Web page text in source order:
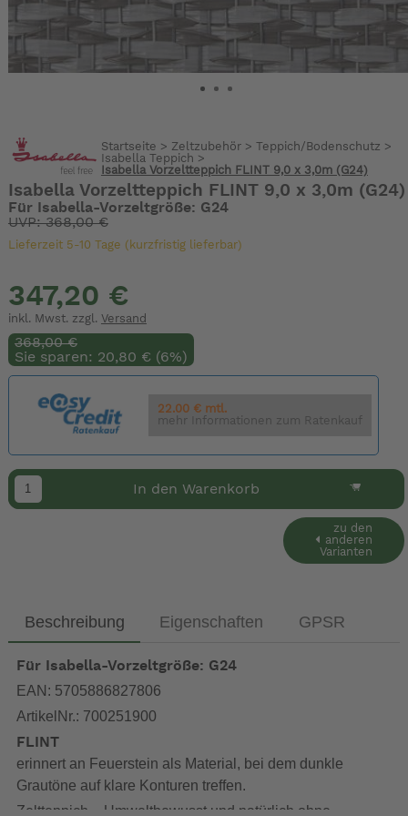
Startseite > Zeltzubehör> Teppich/Bodenschutz >
Isabella Teppich >
Isabella Vorzeltteppich FLINT 9,0 x 3,0m (G24)
Isabella Vorzeltteppich FLINT 9,0 x 3,0m (G24)
Für Isabella-Vorzeltgröße: G24
UVP: 368,00 €
Lieferzeit 5-10 Tage (kurzfristig lieferbar)
347,20 €
inkl. Mwst. zzgl. Versand
368,00 €
Sie sparen: 20,80 € (6%)
22.00 € mtl.
mehr Informationen zum Ratenkauf
In den Warenkorb
zu den
anderen
Varianten
Beschreibung Eigenschaften GPSR
Für Isabella-Vorzeltgröße: G24
EAN: 5705886827806
ArtikelNr.: 700251900
FLINT
erinnert an Feuerstein als Material, bei dem dunkle
Grautöne auf klare Konturen treffen.
Zeltteppich – Umweltbewusst und natürlich ohne